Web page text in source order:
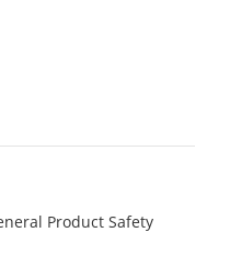
Product Safety